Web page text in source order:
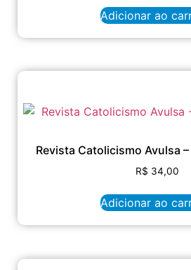
Adicionar ao
Revista Catolicismo Avulsa
R$ 34,00
Adicionar ao